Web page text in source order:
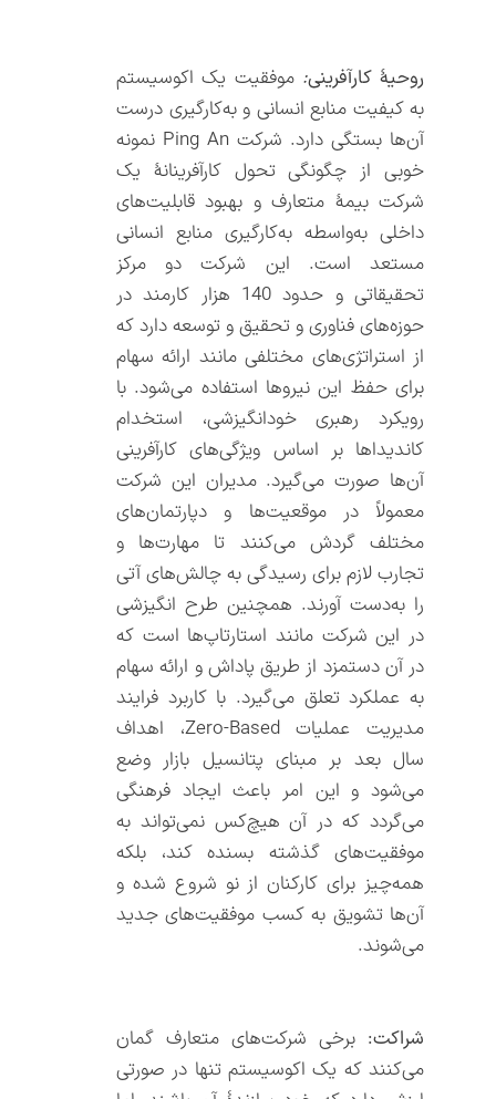
روحیۀ کارآفرینی: موفقیت یک اکوسیستم
به کیفیت منابع انسانی و به‌کار‌گیری درست
آن‌ها بستگی دارد. شرکت Ping An نمونه
خوبی از چگونگی تحول کارآفرینانۀ یک
شرکت بیمۀ متعارف و بهبود قابلیت‌های
داخلی به‌واسطه به‌کارگیری منابع انسانی
مستعد است. این شرکت دو مرکز
تحقیقاتی و حدود 140 هزار کارمند در
حوزه‌های فناوری و تحقیق و توسعه دارد که
از استراتژی‌های مختلفی مانند ارائه سهام
برای حفظ این نیروها استفاده می‌شود. با
رویکرد رهبری خودانگیزشی، استخدام
کاندیداها بر اساس ویژگی‌های کارآفرینی
آن‌ها صورت می‌گیرد. مدیران این شرکت
معمولاً در موقعیت‌ها و دپارتمان‌های
مختلف گردش می‌کنند تا مهارت‌ها و
تجارب لازم برای رسیدگی به چالش‌های آتی
را به‌دست آورند. همچنین طرح انگیزشی
در این شرکت مانند استارتاپ‌ها است که
در آن دستمزد از طریق پاداش و ارائه سهام
به عملکرد تعلق می‌گیرد. با کاربرد فرایند
مدیریت عملیات Zero-Based، اهداف
سال بعد بر مبنای پتانسیل بازار وضع
می‌شود و این امر باعث ایجاد فرهنگی
می‌گردد که در آن هیچ‌کس نمی‌تواند به
موفقیت‌های گذشته بسنده کند، بلکه
همه‌چیز برای کارکنان از نو شروع شده و
آن‌ها تشویق به کسب موفقیت‌های جدید
می‌شوند.
شراکت: برخی شرکت‌های متعارف گمان
می‌کنند که یک اکوسیستم تنها در صورتی